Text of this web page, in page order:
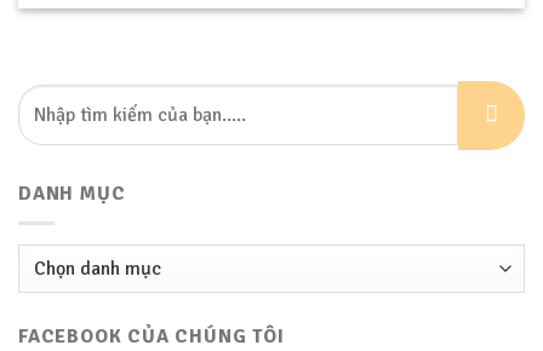
DANH MỤC
Danh
FACEBOOK CỦA CHÚNG TÔI